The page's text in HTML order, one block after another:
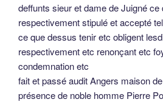
deffunts sieur et dame de Juigné ce
respectivement stipulé et accepté
ce que dessus tenir etc obligent
respectivement etc renonçant etc
condemnation etc
fait et passé audit Angers maison
présence de noble homme Pierre